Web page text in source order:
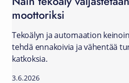
moottoriksi
Tekoälyn ja automaation
tehdä ennakoivia ja vähentää
katkoksia.
3.6.2026